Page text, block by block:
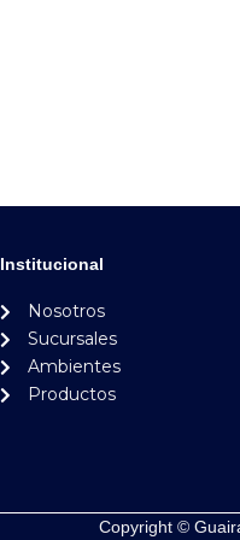
Institucional
Nosotros
Sucursales
Ambientes
Productos
Copyright ©